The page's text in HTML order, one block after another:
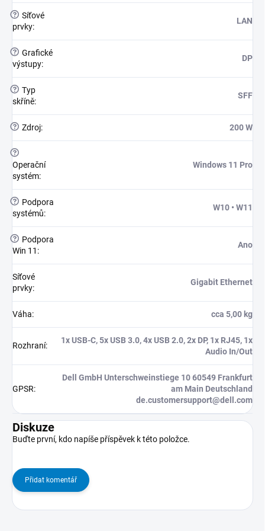
? Síťové
prvky:
LAN
? Grafické
výstupy:
DP
? Typ
skříně:
SFF
? Zdroj: 200 W
?
Operační
systém:
Windows 11 Pro
?
Podpora
systémů:
W10 • W11
?
Podpora
Win 11 :
Ano
Síťové
prvky:
Gigabit Ethernet
Váha: cca 5,00 kg
Rozhraní:
1x USB-C, 5x USB 3.0, 4x USB 2.0, 2x DP, 1x RJ45, 1x
Audio In/Out
GPSR:
Dell GmbH Unterschweinstiege 10 60549 Frankfurt
am Main Deutschland
de.customersupport@dell.com
Diskuze
Buďte první, kdo napíše příspěvek k této položce.
Přidat komentář